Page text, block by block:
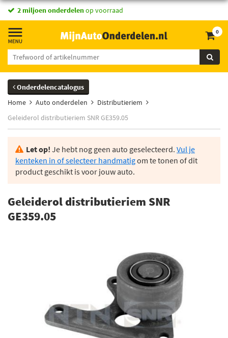
2 miljoen onderdelenop voorraad
0
Onderdelencatalogus
Home
Auto onderdelen
Distributieriem
Geleiderol distributieriem SNR GE359.05
Let op! Je hebt nog geen auto geselecteerd. Vul je
kenteken in of selecteer handmatigom te tonen of dit
product geschikt is voor jouw auto.
Geleiderol distributieriem SNR
GE359.05